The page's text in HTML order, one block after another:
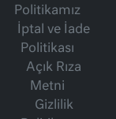
Politikamız
İptal ve İade
Politikası
Açık Rıza
Metni
Gizlilik